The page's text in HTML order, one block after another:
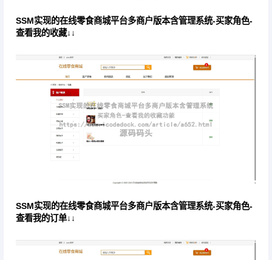
SSM实现的在线零食商城平台多商户版本含管理系统-买家角色-
查看我的收藏↓↓
SSM实现的在线零食商城平台多商户版本含管理系统-买家角色-
查看我的订单↓↓